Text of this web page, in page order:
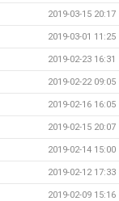
2019-03-15 20:17
2019-03-01 11:25
2019-02-23 16:31
2019-02-22 09:05
2019-02-16 16:05
2019-02-15 20:07
2019-02-14 15:00
2019-02-12 17:33
2019-02-09 15:16